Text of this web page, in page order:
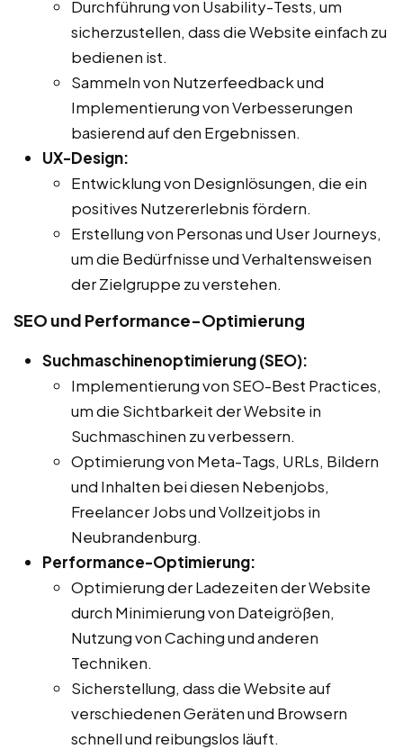
Durchführung von Usability-Tests, um
sicherzustellen, dass die Website einfach zu
bedienen ist.
Sammeln von Nutzerfeedback und
Implementierung von Verbesserungen
basierend auf den Ergebnissen.
UX-Design:
Entwicklung von Designlösungen, die ein
positives Nutzererlebnis fördern.
Erstellung von Personas und User Journeys,
um die Bedürfnisse und Verhaltensweisen
der Zielgruppe zu verstehen.
SEO und Performance-Optimierung
Suchmaschinenoptimierung (SEO):
Implementierung von SEO-Best Practices,
um die Sichtbarkeit der Website in
Suchmaschinen zu verbessern.
Optimierung von Meta-Tags, URLs, Bildern
und Inhalten bei diesen Nebenjobs,
Freelancer Jobs und Vollzeitjobs in
Neubrandenburg.
Performance-Optimierung:
Optimierung der Ladezeiten der Website
durch Minimierung von Dateigrößen,
Nutzung von Caching und anderen
Techniken.
Sicherstellung, dass die Website auf
verschiedenen Geräten und Browsern
schnell und reibungslos läuft.